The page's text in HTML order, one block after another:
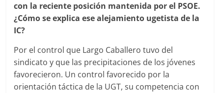
con la reciente posición mantenida por el PSOE.
¿Cómo se explica ese alejamiento ugetista de la
IC?
Por el control que Largo Caballero tuvo del
sindicato y que las precipitaciones de los jóvenes
favorecieron. Un control favorecido por la
orientación táctica de la UGT, su competencia con